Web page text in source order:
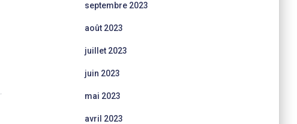
septembre 2023
août 2023
juillet 2023
juin 2023
mai 2023
avril 2023